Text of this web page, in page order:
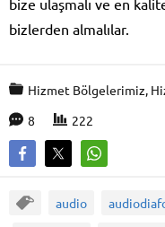
bize ulaşmalı ve en
bizlerden almalılar.
Hizmet Bölgelerimiz,
8
222
audio